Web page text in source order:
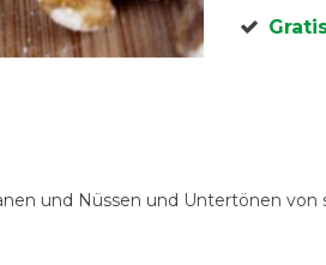
und Nüssen und Untertönen von